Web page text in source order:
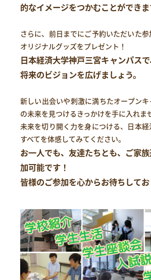
的なイメージをつかむことができま
さらに、前日までにご予約いただいた
オリジナルグッズをプレゼント！
日本経済大学神戸三宮キャンパス
将来のビジョンを広げましょう。
新しい出会いや刺激に満ちたオープン
の未来を見つけるきっかけを手に入れま
未来を切り開く力を身につける、日本
すべてを体感してみてください。
お一人でも、友達たちとも、ご家
加可能です！
皆様のご参加を心からお待ちしてお